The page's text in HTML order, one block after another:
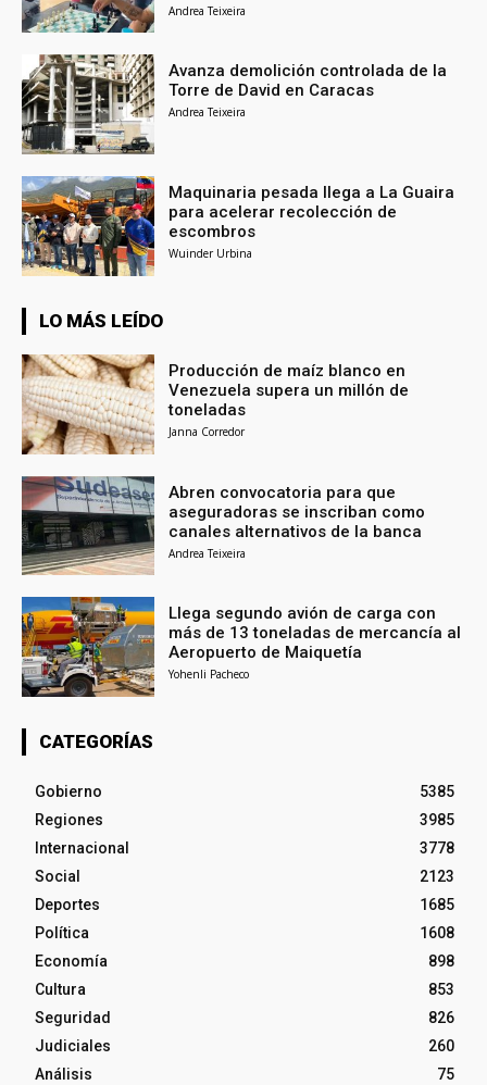
Andrea Teixeira
Avanza demolición controlada de la
Torre de David en Caracas
Andrea Teixeira
Maquinaria pesada llega a La Guaira
para acelerar recolección de
escombros
Wuinder Urbina
LO MÁS LEÍDO
Producción de maíz blanco en
Venezuela supera un millón de
toneladas
Janna Corredor
Abren convocatoria para que
aseguradoras se inscriban como
canales alternativos de la banca
Andrea Teixeira
Llega segundo avión de carga con
más de 13 toneladas de mercancía al
Aeropuerto de Maiquetía
Yohenli Pacheco
CATEGORÍAS
Gobierno
5385
Regiones
3985
Internacional
3778
Social
2123
Deportes
1685
Política
1608
Economía
898
Cultura
853
Seguridad
826
Judiciales
260
Análisis
75